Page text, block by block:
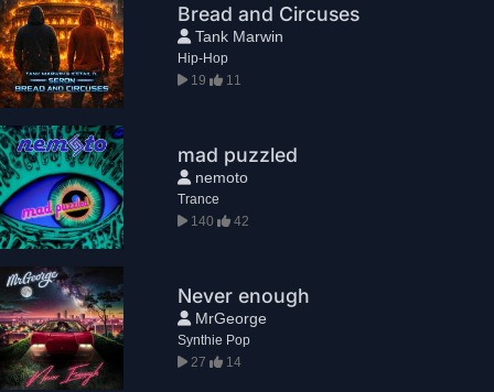
Bread and Circuses
Tank Marwin
Hip-Hop
19
11
mad puzzled
nemoto
Trance
140
42
Never enough
MrGeorge
Synthie Pop
27
14